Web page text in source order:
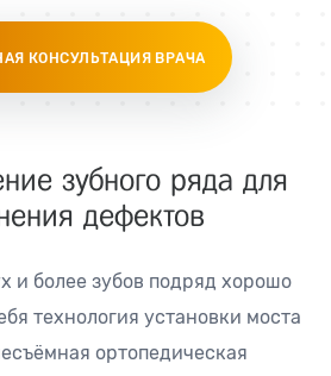
КОНСУЛЬТАЦИЯ ВРАЧА
зубного ряда для
дефектов
и более зубов подряд хорошо
технология установки моста
ортопедическая